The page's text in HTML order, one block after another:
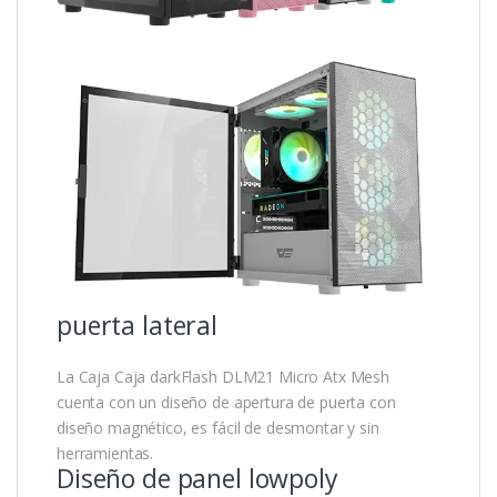
puerta lateral
La Caja Caja darkFlash DLM21 Micro Atx Mesh
cuenta con un diseño de apertura de puerta con
diseño magnético, es fácil de desmontar y sin
herramientas.
Diseño de panel lowpoly